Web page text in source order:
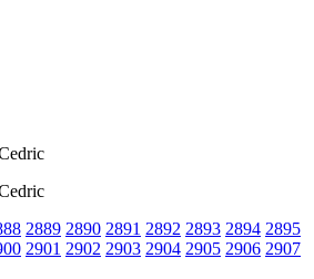
2889 2890 2891 2892 2893 2894 2895
2901 2902 2903 2904 2905 2906 2907